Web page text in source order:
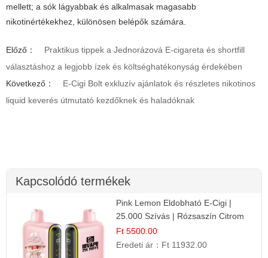
mellett; a sók lágyabbak és alkalmasak magasabb
nikotinértékekhez, különösen belépők számára.
Előző：
Praktikus tippek a Jednorázová E-cigareta és shortfill
választáshoz a legjobb ízek és költséghatékonyság érdekében
Következő：
E-Cigi Bolt exkluzív ajánlatok és részletes nikotinos
liquid keverés útmutató kezdőknek és haladóknak
Kapcsolódó termékek
Pink Lemon Eldobható E-Cigi |
25.000 Szívás | Rózsaszín Citrom
Íz
Ft 5500.00
Eredeti ár： Ft 11932.00